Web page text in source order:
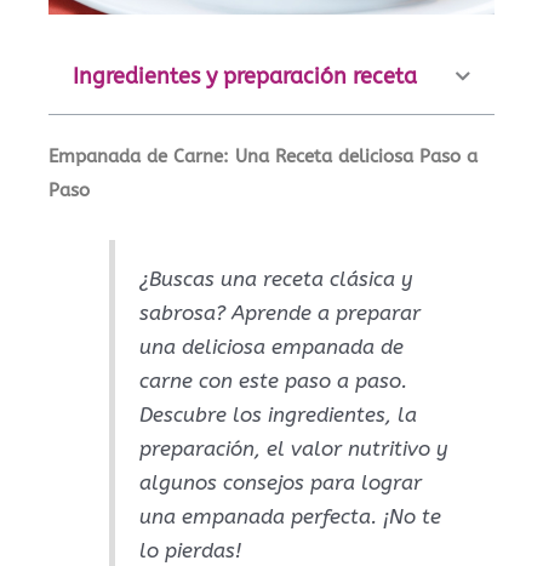
Ingredientes y preparación receta
Empanada de Carne: Una Receta deliciosa Paso a
Paso
¿Buscas una receta clásica y
sabrosa? Aprende a preparar
una deliciosa empanada de
carne con este paso a paso.
Descubre los ingredientes, la
preparación, el valor nutritivo y
algunos consejos para lograr
una empanada perfecta. ¡No te
lo pierdas!